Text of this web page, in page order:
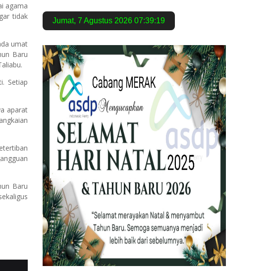
agama
tidak
umat
Baru
Setiap
aparat
Baru
Jumat, 7 Agustus 2026 07:39:21